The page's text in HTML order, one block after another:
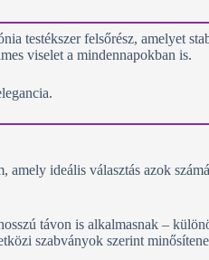
testékszer felsőrész, amelyet
viselet a mindennapokban is.
ideális választás azok
távon is alkalmasnak –
szabványok szerint